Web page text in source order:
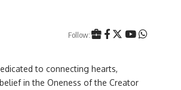
Follow:
to connecting hearts,
in the Oneness of the Creator